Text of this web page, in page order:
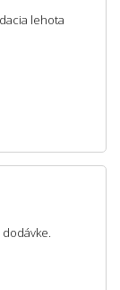
lehota